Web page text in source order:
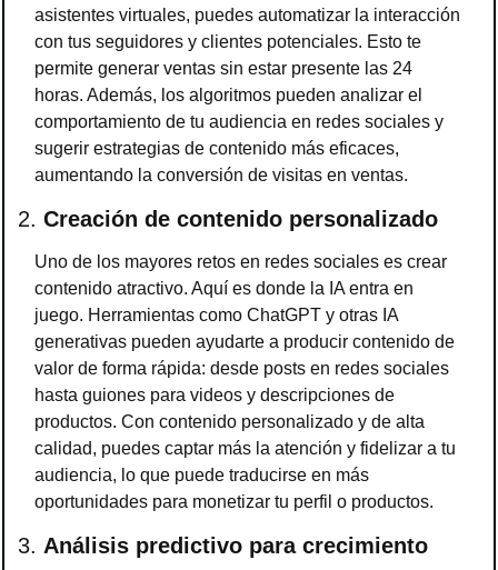
asistentes virtuales, puedes automatizar la interacción
con tus seguidores y clientes potenciales. Esto te
permite generar ventas sin estar presente las 24
horas. Además, los algoritmos pueden analizar el
comportamiento de tu audiencia en redes sociales y
sugerir estrategias de contenido más eficaces,
aumentando la conversión de visitas en ventas.
2. Creación de contenido personalizado
Uno de los mayores retos en redes sociales es crear
contenido atractivo. Aquí es donde la IA entra en
juego. Herramientas como ChatGPT y otras IA
generativas pueden ayudarte a producir contenido de
valor de forma rápida: desde posts en redes sociales
hasta guiones para videos y descripciones de
productos. Con contenido personalizado y de alta
calidad, puedes captar más la atención y fidelizar a tu
audiencia, lo que puede traducirse en más
oportunidades para monetizar tu perfil o productos.
3. Análisis predictivo para crecimiento